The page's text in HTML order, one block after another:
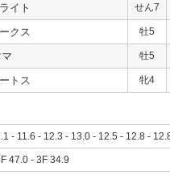
イト せん7
クス 牡5
牡5
トス 牝4
- 11.6 - 12.3 - 13.0 - 12.5 - 12.8 -
47.0 - 3F 34.9